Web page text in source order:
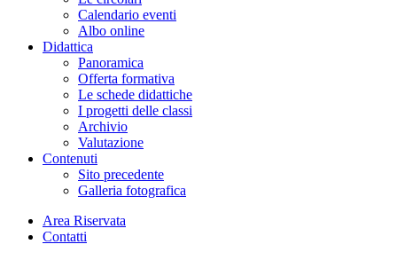
Calendario eventi
Albo online
Didattica
Panoramica
Offerta formativa
Le schede didattiche
I progetti delle classi
Archivio
Valutazione
Contenuti
Sito precedente
Galleria fotografica
Area Riservata
Contatti